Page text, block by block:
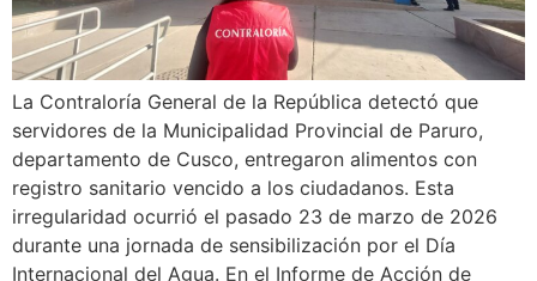
La Contraloría General de la República detectó que
servidores de la Municipalidad Provincial de Paruro,
departamento de Cusco, entregaron alimentos con
registro sanitario vencido a los ciudadanos. Esta
irregularidad ocurrió el pasado 23 de marzo de 2026
durante una jornada de sensibilización por el Día
Internacional del Agua. En el Informe de Acción de